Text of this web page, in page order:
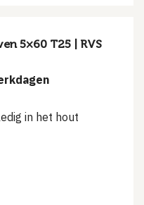
5×60 T25 | RVS
in het hout